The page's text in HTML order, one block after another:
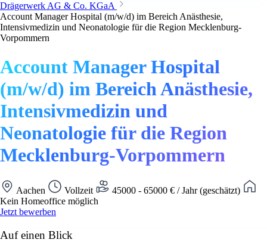
Drägerwerk AG & Co. KGaA
Account Manager Hospital (m/w/d) im Bereich Anästhesie,
Intensivmedizin und Neonatologie für die Region Mecklenburg-
Vorpommern
Account Manager Hospital
(m/w/d) im Bereich Anästhesie,
Intensivmedizin und
Neonatologie für die Region
Mecklenburg-Vorpommern
Aachen Vollzeit
45000 - 65000 € / Jahr (geschätzt)
Kein Homeoffice möglich
Jetzt bewerben
Auf einen Blick